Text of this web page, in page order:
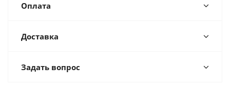
Оплата
Доставка
Задать вопрос